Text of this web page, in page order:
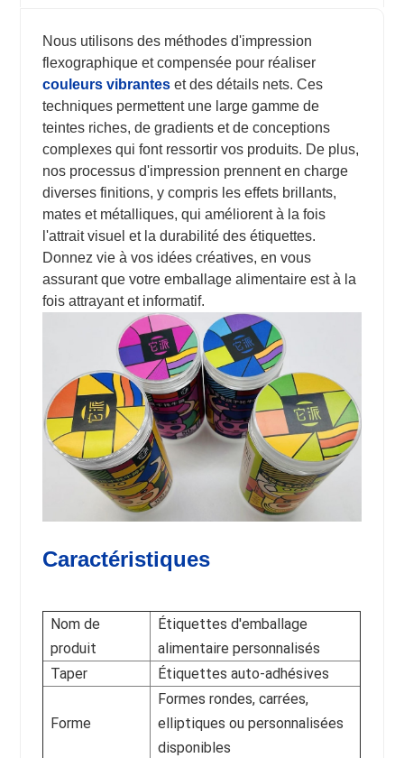
Nous utilisons des méthodes d'impression
flexographique et compensée pour réaliser
couleurs vibrantes et des détails nets. Ces
techniques permettent une large gamme de
teintes riches, de gradients et de conceptions
complexes qui font ressortir vos produits. De plus,
nos processus d'impression prennent en charge
diverses finitions, y compris les effets brillants,
mates et métalliques, qui améliorent à la fois
l'attrait visuel et la durabilité des étiquettes.
Donnez vie à vos idées créatives, en vous
assurant que votre emballage alimentaire est à la
fois attrayant et informatif.
Caractéristiques
Nom de
produit
Étiquettes d'emballage
alimentaire personnalisés
Taper
Étiquettes auto-adhésives
Forme
Formes rondes, carrées,
elliptiques ou personnalisées
disponibles